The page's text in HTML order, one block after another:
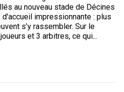
au nouveau stade de Décines
impressionnante : plus
s’y rassembler. Sur le
et 3 arbitres, ce qui...